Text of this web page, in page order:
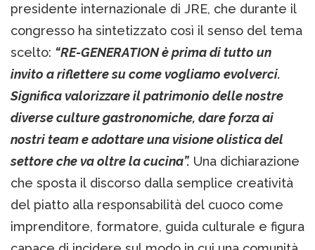
presidente internazionale di JRE, che durante il
congresso ha sintetizzato così il senso del tema
scelto: “RE-GENERATION è prima di tutto un
invito a riflettere su come vogliamo evolverci.
Significa valorizzare il patrimonio delle nostre
diverse culture gastronomiche, dare forza ai
nostri team e adottare una visione olistica del
settore che va oltre la cucina”. Una dichiarazione
che sposta il discorso dalla semplice creatività
del piatto alla responsabilità del cuoco come
imprenditore, formatore, guida culturale e figura